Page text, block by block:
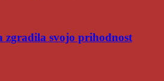
zgradila svojo prihodnost